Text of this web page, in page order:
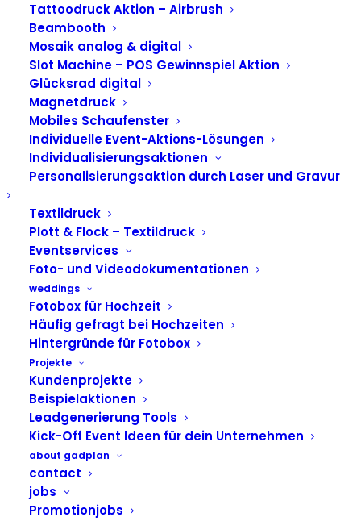
Tattoodruck Aktion – Airbrush
Beambooth
Mosaik analog & digital
Slot Machine – POS Gewinnspiel Aktion
Glücksrad digital
Magnetdruck
Mobiles Schaufenster
Individuelle Event-Aktions-Lösungen
Individualisierungsaktionen
Personalisierungsaktion durch Laser und Gravur
Textildruck
Plott & Flock – Textildruck
Eventservices
Foto- und Videodokumentationen
weddings
Fotobox für Hochzeit
Häufig gefragt bei Hochzeiten
Hintergründe für Fotobox
Projekte
Kundenprojekte
Beispielaktionen
Leadgenerierung Tools
Kick-Off Event Ideen für dein Unternehmen
about gadplan
contact
jobs
Promotionjobs